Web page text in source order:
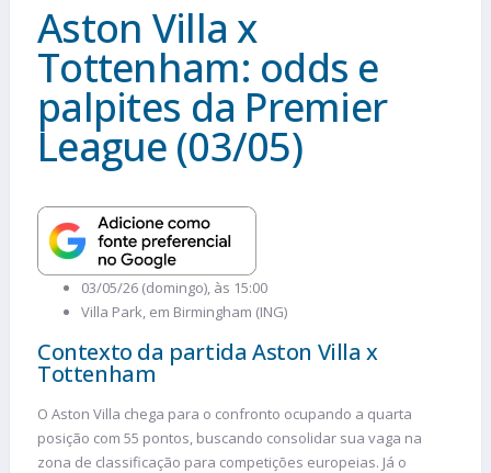
Aston Villa x
Tottenham: odds e
palpites da Premier
League (03/05)
03/05/26 (domingo), às 15:00
Villa Park, em Birmingham (ING)
Contexto da partida Aston Villa x
Tottenham
O Aston Villa chega para o confronto ocupando a quarta
posição com 55 pontos, buscando consolidar sua vaga na
zona de classificação para competições europeias. Já o